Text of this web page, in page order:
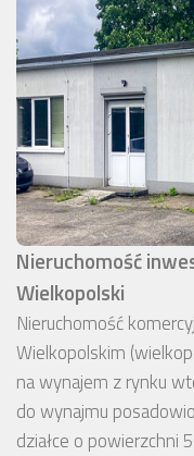
Nieruchomość
Wielkopolski
Nieruchomość
Wielkopolskim
na wynajem z rynku
do wynajmu
działce o powierzchni